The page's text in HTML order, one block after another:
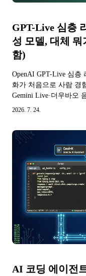
GPT-Live 심층
성 모델, 대체
함)
OpenAI GPT-Live 심층
화가 처음으로 사람 경
Gemini Live·더우바오
분석. 2026년 7월 최신.
2026. 7. 24.
AI 코딩 에이전